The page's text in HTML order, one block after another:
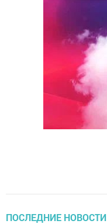
ПОСЛЕДНИЕ НОВОСТИ